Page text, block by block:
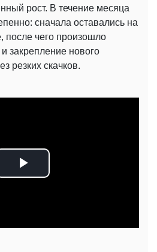
рост. В течение месяца
сначала оставались на
после чего произошло
закрепление нового
резких скачков.
Play